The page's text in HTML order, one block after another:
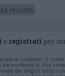
records
o registrati per
ai visitatori. Il
che
dai singoli lettori